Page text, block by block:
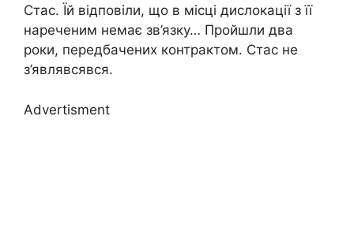
Стас. Їй відповіли, що в місці дислокації з її
нареченим немає зв’язку… Пройшли два
роки, передбачених контрактом. Стас не
з’являвсявся.
Advertisment